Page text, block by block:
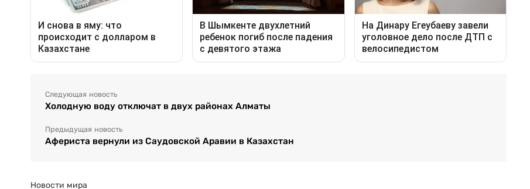
Следующая новость
Холодную воду отключат в двух районах Алматы
Предыдущая новость
Афериста вернули из Саудовской Аравии в Казахстан
Новости мира